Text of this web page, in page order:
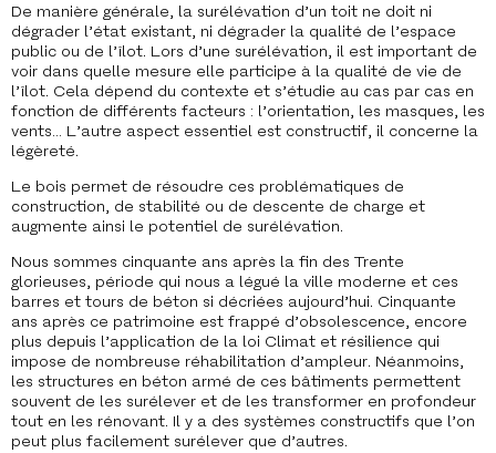
De manière générale, la surélévation d’un toit ne doit ni
dégrader l’état existant, ni dégrader la qualité de l’espace
public ou de l’îlot. Lors d’une surélévation, il est important de
voir dans quelle mesure elle participe à la qualité de vie de
l’îlot. Cela dépend du contexte et s’étudie au cas par cas en
fonction de différents facteurs : l’orientation, les masques, les
vents… L’autre aspect essentiel est constructif, il concerne la
légèreté.
Le bois permet de résoudre ces problématiques de
construction, de stabilité ou de descente de charge et
augmente ainsi le potentiel de surélévation.
Nous sommes cinquante ans après la fin des Trente
glorieuses, période qui nous a légué la ville moderne et ces
barres et tours de béton si décriées aujourd’hui. Cinquante
ans après ce patrimoine est frappé d’obsolescence, encore
plus depuis l’application de la loi Climat et résilience qui
impose de nombreuse réhabilitation d’ampleur. Néanmoins,
les structures en béton armé de ces bâtiments permettent
souvent de les surélever et de les transformer en profondeur
tout en les rénovant. Il y a des systèmes constructifs que l’on
peut plus facilement surélever que d’autres.